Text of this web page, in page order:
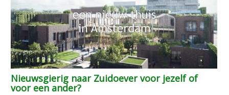
Nieuwsgierig naar Zuidoever voor jezelf of
voor een ander?